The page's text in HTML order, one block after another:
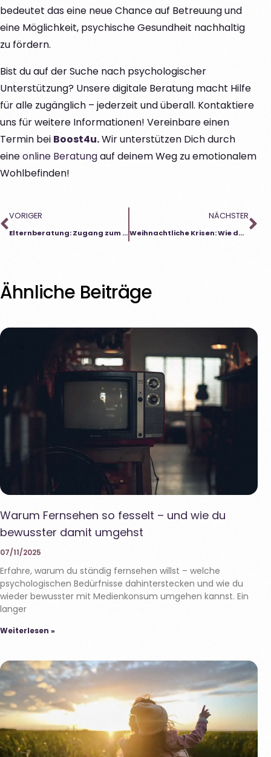
bedeutet das eine neue Chance auf Betreuung und
eine Möglichkeit, psychische Gesundheit nachhaltig
zu fördern.
Bist du auf der Suche nach psychologischer
Unterstützung? Unsere digitale Beratung macht Hilfe
für alle zugänglich – jederzeit und überall. Kontaktiere
uns für weitere Informationen! Vereinbare einen
Termin bei Boost4u.Wir unterstützen Dich durch
eineonline Beratungauf deinem Weg zu emotionalem
Wohlbefinden!
VORIGER
Elternberatung: Zugang zum Kind verloren
NÄCHSTER
Weihnachtliche Krisen: Wie du einen guten Umgang schaffst
Ähnliche Beiträge
Warum Fernsehen so fesselt – und wie du
bewusster damit umgehst
07/11/2025
Erfahre, warum du ständig fernsehen willst – welche
psychologischen Bedürfnisse dahinterstecken und wie du
wieder bewusster mit Medienkonsum umgehen kannst. Ein
langer
Weiterlesen »